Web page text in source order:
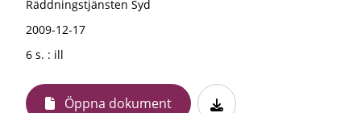
Räddningstjänsten Syd
2009-12-17
6 s. : ill
Öppna dokument